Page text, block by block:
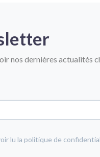
nos dernières actualités
lu la politique de